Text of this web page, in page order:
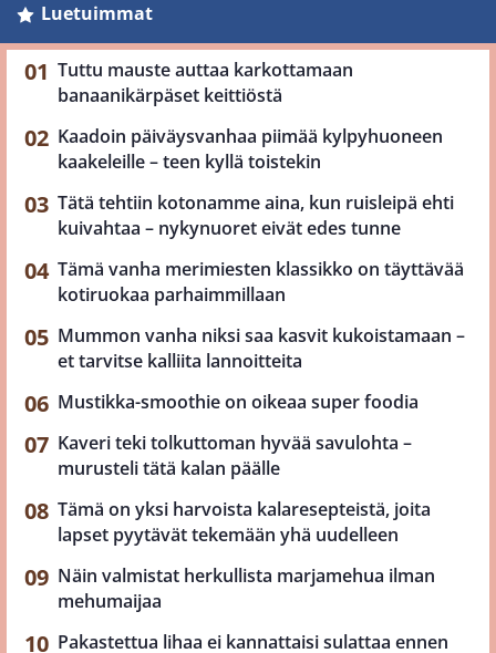
Luetuimmat
Tuttu mauste auttaa karkottamaan
banaanikärpäset keittiöstä
Kaadoin päiväysvanhaa piimää kylpyhuoneen
kaakeleille – teen kyllä toistekin
Tätä tehtiin kotonamme aina, kun ruisleipä ehti
kuivahtaa – nykynuoret eivät edes tunne
Tämä vanha merimiesten klassikko on täyttävää
kotiruokaa parhaimmillaan
Mummon vanha niksi saa kasvit kukoistamaan –
et tarvitse kalliita lannoitteita
Mustikka-smoothie on oikeaa super foodia
Kaveri teki tolkuttoman hyvää savulohta –
murusteli tätä kalan päälle
Tämä on yksi harvoista kalaresepteistä, joita
lapset pyytävät tekemään yhä uudelleen
Näin valmistat herkullista marjamehua ilman
mehumaijaa
Pakastettua lihaa ei kannattaisi sulattaa ennen